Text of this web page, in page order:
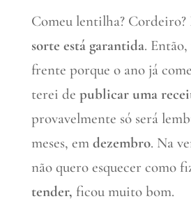
Comeu lentilha? Cordeiro?
sorte está garantida. Então,
frente porque o ano já
terei de publicar uma
provavelmente só será
meses, em dezembro. Na
não quero esquecer como
tender, ficou muito bom.